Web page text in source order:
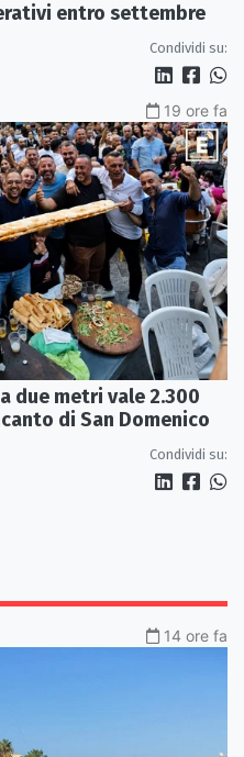
entro settembre
Condividi su:
19 ore fa
due metri vale 2.300
di San Domenico
Condividi su:
14 ore fa